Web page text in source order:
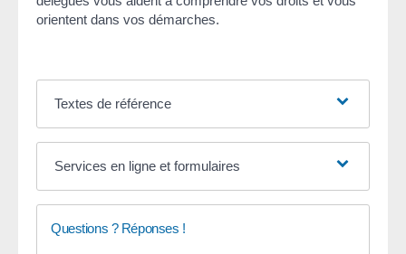
orientent dans vos démarches.
Textes de référence
Services en ligne et formulaires
Questions ? Réponses !